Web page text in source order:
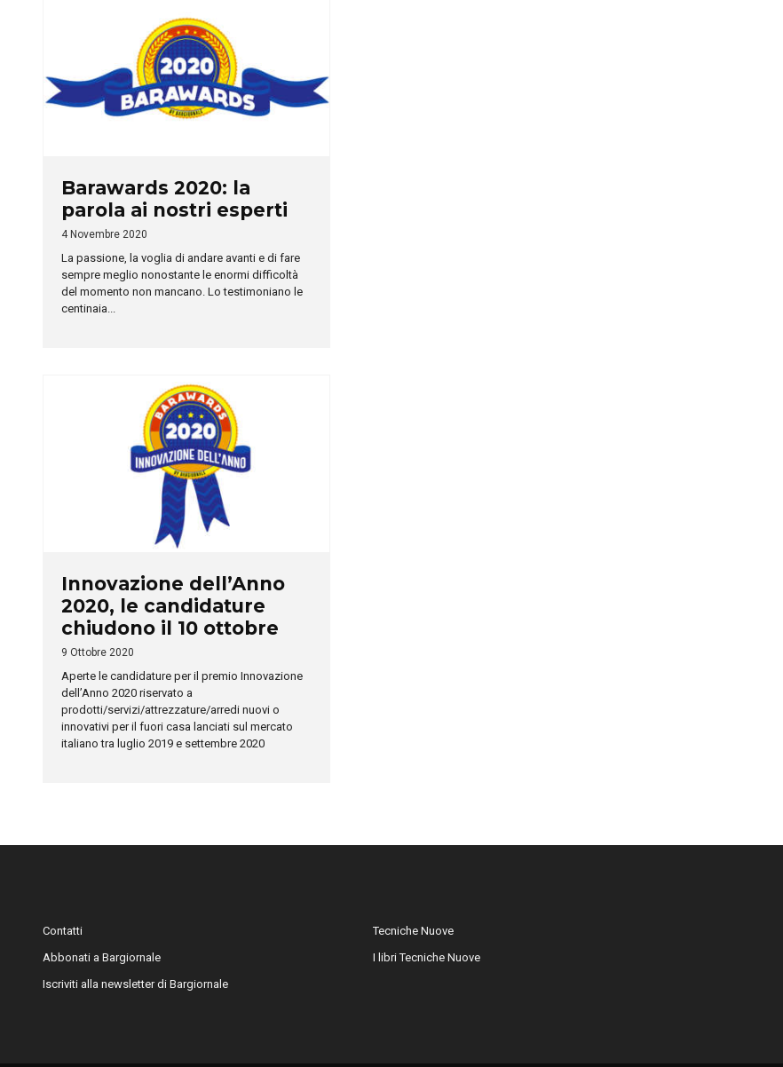
Barawards 2020: la
parola ai nostri esperti
4 Novembre 2020
La passione, la voglia di andare avanti e di fare
sempre meglio nonostante le enormi difficoltà
del momento non mancano. Lo testimoniano le
centinaia...
Innovazione dell’Anno
2020, le candidature
chiudono il 10 ottobre
9 Ottobre 2020
Aperte le candidature per il premio Innovazione
dell’Anno 2020 riservato a
prodotti/servizi/attrezzature/arredi nuovi o
innovativi per il fuori casa lanciati sul mercato
italiano tra luglio 2019 e settembre 2020
Contatti
Abbonati a Bargiornale
Iscriviti alla newsletter di Bargiornale
Tecniche Nuove
I libri Tecniche Nuove